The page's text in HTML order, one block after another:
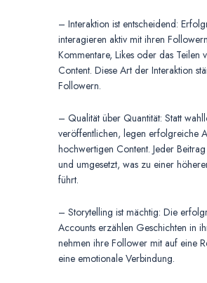
– Interaktion ist entscheidend:
interagieren aktiv mit ihren
Kommentare, Likes oder das Teilen
Content. Diese Art der Interaktion
Followern.
– Qualität über Quantität: Statt
veröffentlichen, legen erfolgreiche
hochwertigen Content. Jeder
und umgesetzt, was zu einer
führt.
– Storytelling ist mächtig: Die
Accounts erzählen Geschichten in
nehmen ihre Follower mit auf eine
eine emotionale Verbindung.